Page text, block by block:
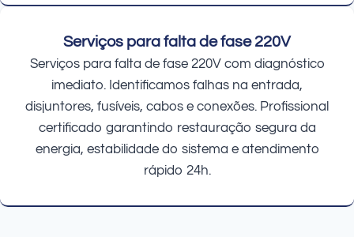
Serviços para falta de fase 220V
Serviços para falta de fase 220V com diagnóstico
imediato. Identificamos falhas na entrada,
disjuntores, fusíveis, cabos e conexões. Profissional
certificado garantindo restauração segura da
energia, estabilidade do sistema e atendimento
rápido 24h.